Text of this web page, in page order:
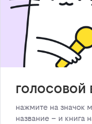
голосовой
нажмите на значок
название – и книга